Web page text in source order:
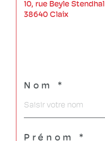
10, rue Beyle Stendhal
38640 Claix
Nom *
Prénom *